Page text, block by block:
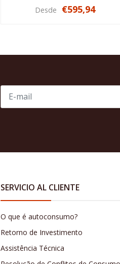
VER OPCIONES
Desde €595,94
SERVICIO AL CLIENTE
O que é autoconsumo?
Retorno de Investimento
Assistência Técnica